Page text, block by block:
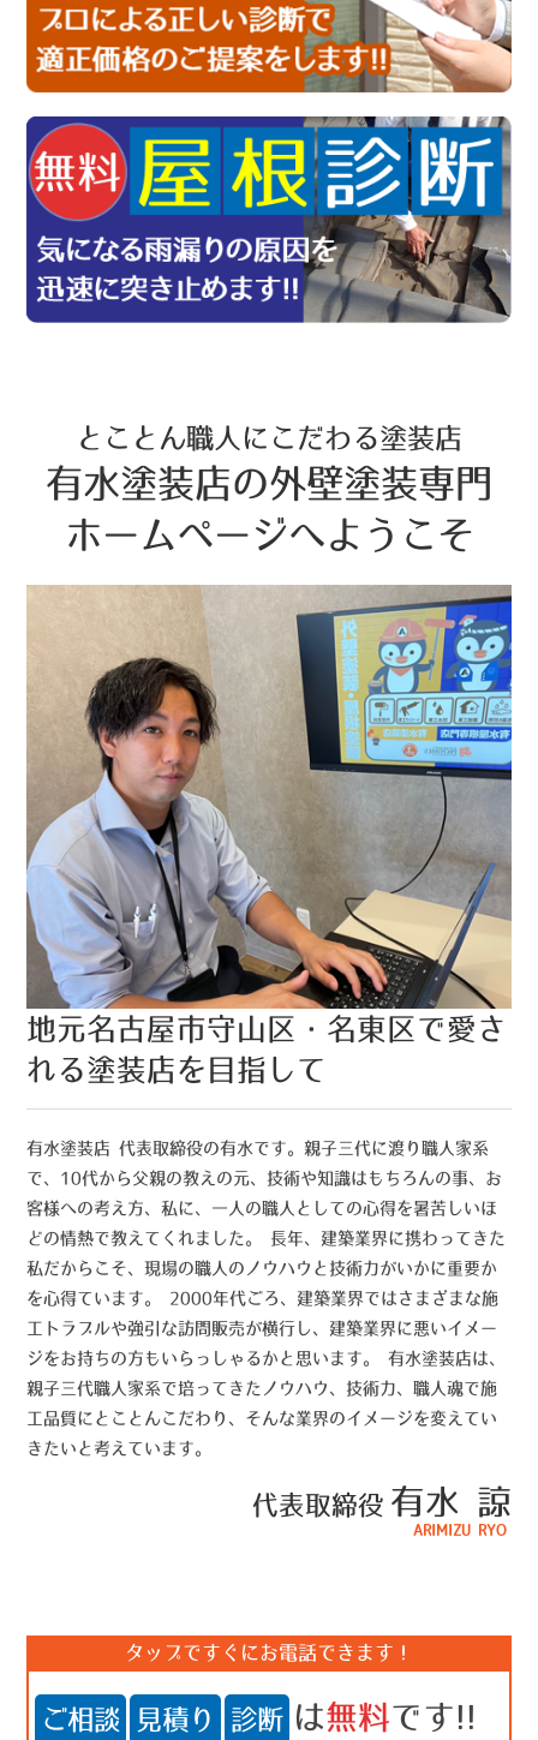
とことん職人にこだわる塗装店
有水塗装店の外壁塗装専門
ホームページへようこそ
地元名古屋市守山区・名東区で愛さ
れる塗装店を目指して
有水塗装店 代表取締役の有水です。親子三代に渡り職人家系
で、10代から父親の教えの元、技術や知識はもちろんの事、お
客様への考え方、私に、一人の職人としての心得を暑苦しいほ
どの情熱で教えてくれました。 長年、建築業界に携わってきた
私だからこそ、現場の職人のノウハウと技術力がいかに重要か
を心得ています。 2000年代ごろ、建築業界ではさまざまな施
工トラブルや強引な訪問販売が横行し、建築業界に悪いイメー
ジをお持ちの方もいらっしゃるかと思います。 有水塗装店は、
親子三代職人家系で培ってきたノウハウ、技術力、職人魂で施
工品質にとことんこだわり、そんな業界のイメージを変えてい
きたいと考えています。
代表取締役 有水 諒
ARIMIZU RYO
タップですぐにお電話できます！
ご相談 見積り 診断 は無料です!!